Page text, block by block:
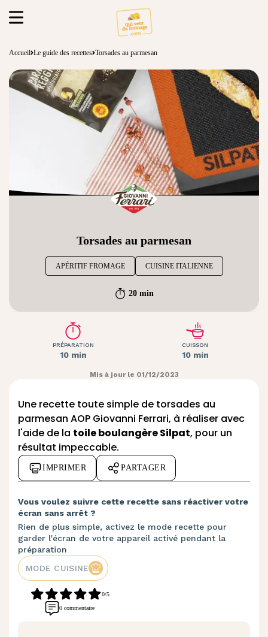
Accueil Le guide des recettes Torsades au parmesan
Torsades au parmesan
APÉRITIF FROMAGE CUISINE ITALIENNE
20 min
PRÉPARATION
10 min
CUISSON
10 min
Mis à jour le 01/12/2023
Une recette toute simple de torsades au
parmesan AOP Giovanni Ferrari, à réaliser avec
l'aide de la toile boulangère Silpat, pour un
résultat impeccable.
IMPRIMER PARTAGER
Vous voulez suivre cette recette sans réactiver votre
écran sans arrêt ?
Rien de plus simple, activez le mode recette pour
garder l'écran de votre appareil activé pendant la
préparation
MODE CUISINE
0/5
0 commentaire